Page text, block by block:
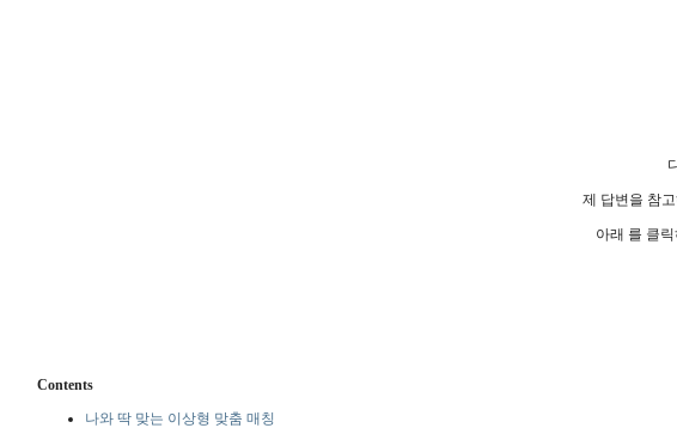
제 답변을 참
아래 를 클릭
Contents
나와 딱 맞는 이상형 맞춤 매칭